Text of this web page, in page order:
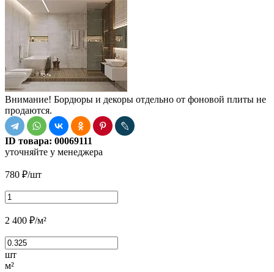
Внимание! Бордюры и декоры отдельно от фоновой плиты не
продаются.
ID товара: 00069111
уточняйте у менеджера
780 ₽/шт
2 400 ₽/м²
шт
м²